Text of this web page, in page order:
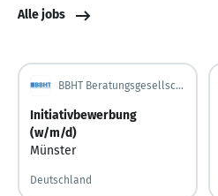
Alle jobs
BBHT Beratungsgesellschaft mbH & Co. KG
Initiativbewerbung
(w/m/d)
Münster
Deutschland